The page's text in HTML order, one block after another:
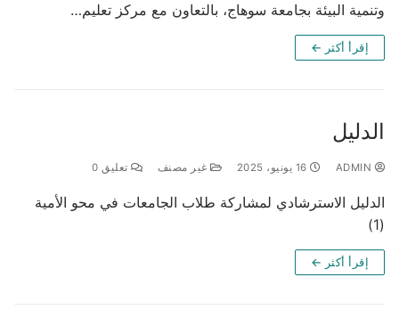
وتنمية البيئة بجامعة سوهاج، بالتعاون مع مركز تعليم…
إقرأ أكثر ←
الدليل
16 يونيو، 2025 غير مصنف تعليق 0
الدليل الاسترشادي لمشاركة طلاب الجامعات في محو الأمية
(1)
إقرأ أكثر ←